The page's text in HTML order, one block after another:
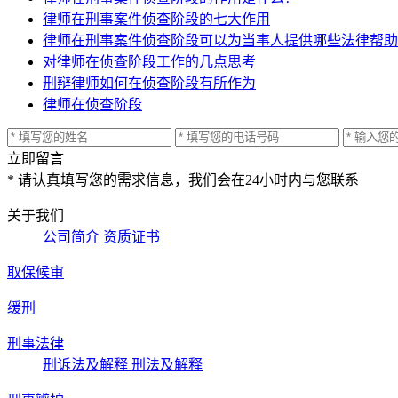
律师在刑事案件侦查阶段的七大作用
律师在刑事案件侦查阶段可以为当事人提供哪些法律帮
对律师在侦查阶段工作的几点思考
刑辩律师如何在侦查阶段有所作为
律师在侦查阶段
立即留言
* 请认真填写您的需求信息，我们会在24小时内与您联系
关于我们
公司简介 资质证书
取保候审
缓刑
刑事法律
刑诉法及解释 刑法及解释